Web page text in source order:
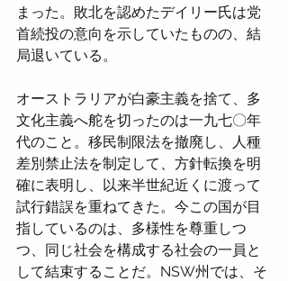
まった。敗北を認めたデイリー氏は党
首続投の意向を示していたものの、結
局退いている。
オーストラリアが白豪主義を捨て、多
文化主義へ舵を切ったのは一九七〇年
代のこと。移民制限法を撤廃し、人種
差別禁止法を制定して、方針転換を明
確に表明し、以来半世紀近くに渡って
試行錯誤を重ねてきた。今この国が目
指しているのは、多様性を尊重しつ
つ、同じ社会を構成する社会の一員と
して結束することだ。NSW州では、そ